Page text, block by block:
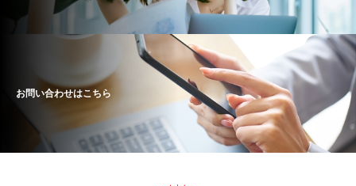
お問い合わせはこちら